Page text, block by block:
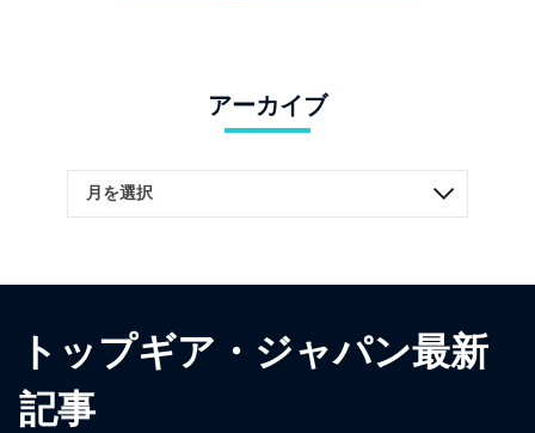
アーカイブ
トップギア・ジャパン最新
記事